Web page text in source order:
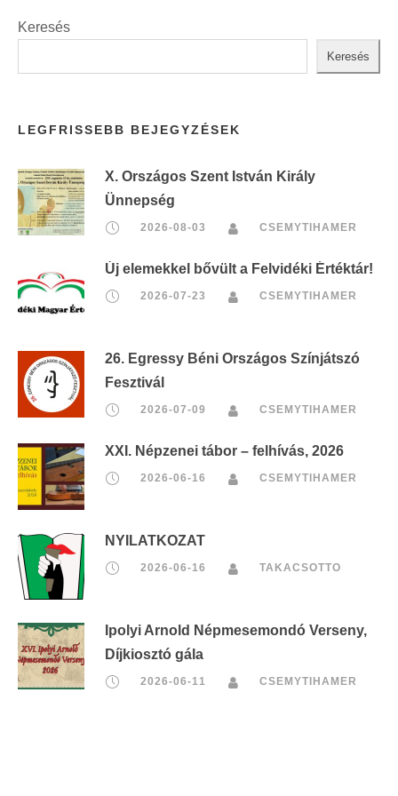
Keresés
Keresés
LEGFRISSEBB BEJEGYZÉSEK
X. Országos Szent István Király
Ünnepség
2026-08-03 CSEMYTIHAMER
Új elemekkel bővült a Felvidéki Értéktár!
2026-07-23 CSEMYTIHAMER
26. Egressy Béni Országos Színjátszó
Fesztivál
2026-07-09 CSEMYTIHAMER
XXI. Népzenei tábor – felhívás, 2026
2026-06-16 CSEMYTIHAMER
NYILATKOZAT
2026-06-16 TAKACSOTTO
Ipolyi Arnold Népmesemondó Verseny,
Díjkiosztó gála
2026-06-11 CSEMYTIHAMER